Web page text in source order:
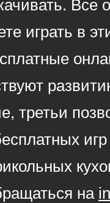
играть в
третьи
на